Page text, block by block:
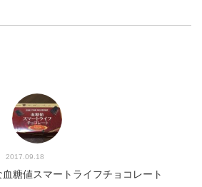
2017.09.18
糖値スマートライフチョコレート